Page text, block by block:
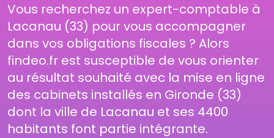
Vous recherchez un expert-comptable à
Lacanau (33) pour vous accompagner
dans vos obligations fiscales ? Alors
findeo.fr est susceptible de vous orienter
au résultat souhaité avec la mise en ligne
des cabinets installés en Gironde (33)
dont la ville de Lacanau et ses 4400
habitants font partie intégrante.